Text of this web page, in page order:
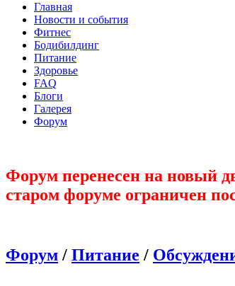
Главная
Новости и события
Фитнес
Бодибилдинг
Питание
Здоровье
FAQ
Блоги
Галерея
Форум
Форум перенесен на новый
старом форуме ограничен
Форум / Питание /